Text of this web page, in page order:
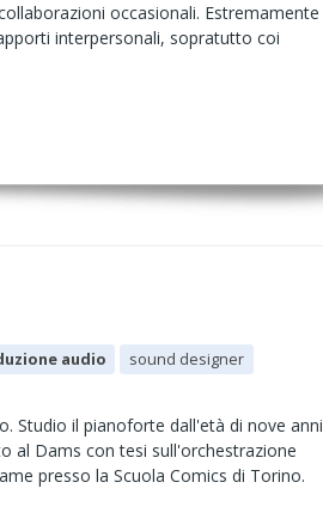
occasionali. Estremamente
interpersonali, sopratutto coi
audio
sound designer
Studio il pianoforte dall'età di nove anni
al Dams con tesi sull'orchestrazione
presso la Scuola Comics di Torino.